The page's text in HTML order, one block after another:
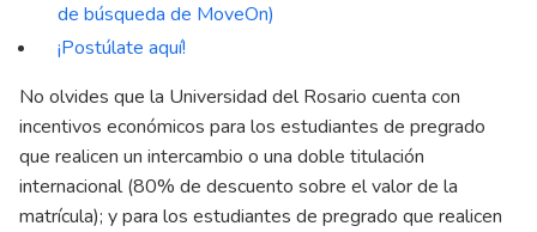
de búsqueda de MoveOn)
¡Postúlate aquí!
No olvides que la Universidad del Rosario cuenta con
incentivos económicos para los estudiantes de pregrado
que realicen un intercambio o una doble titulación
internacional (80% de descuento sobre el valor de la
matrícula); y para los estudiantes de pregrado que realicen